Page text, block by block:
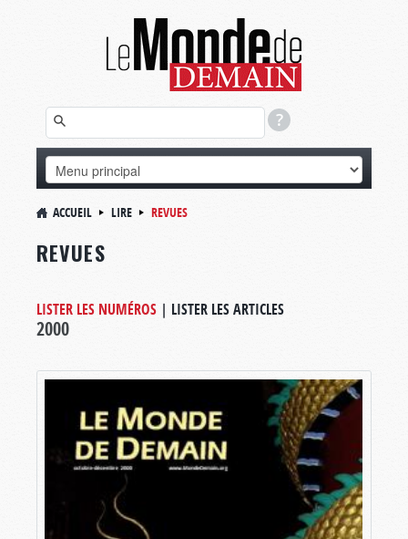
ACCUEIL LIRE REVUES
REVUES
LISTER LES NUMÉROS | LISTER LES ARTICLES
2000